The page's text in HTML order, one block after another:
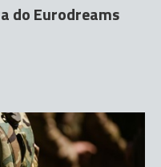
do Eurodreams